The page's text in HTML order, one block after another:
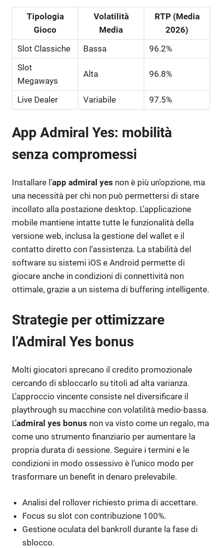
Tipologia
Gioco
Volatilità
Media
RTP (Media
2026)
Slot Classiche
Bassa
96.2%
Slot
Megaways
Alta 96.8%
Live Dealer Variabile 97.5%
App Admiral Yes: mobilità
senza compromessi
Installare l’app admiral yes non è più un’opzione, ma
una necessità per chi non può permettersi di stare
incollato alla postazione desktop. L’applicazione
mobile mantiene intatte tutte le funzionalità della
versione web, inclusa la gestione del wallet e il
contatto diretto con l’assistenza. La stabilità del
software su sistemi iOS e Android permette di
giocare anche in condizioni di connettività non
ottimale, grazie a un sistema di buffering intelligente.
Strategie per ottimizzare
l’Admiral Yes bonus
Molti giocatori sprecano il credito promozionale
cercando di sbloccarlo su titoli ad alta varianza.
L’approccio vincente consiste nel diversificare il
playthrough su macchine con volatilità medio-bassa.
L’admiral yes bonus non va visto come un regalo, ma
come uno strumento finanziario per aumentare la
propria durata di sessione. Seguire i termini e le
condizioni in modo ossessivo è l’unico modo per
trasformare un benefit in denaro prelevabile.
Analisi del rollover richiesto prima di accettare.
Focus su slot con contribuzione 100%.
Gestione oculata del bankroll durante la fase di
sblocco.